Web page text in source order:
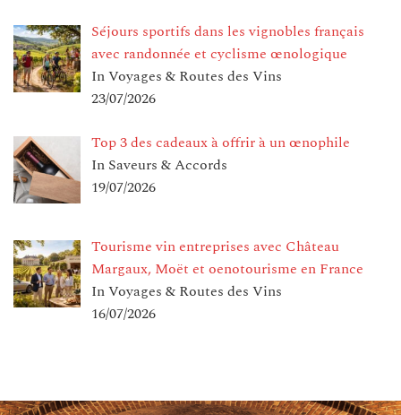
Séjours sportifs dans les vignobles français
avec randonnée et cyclisme œnologique
In Voyages & Routes des Vins
23/07/2026
Top 3 des cadeaux à offrir à un œnophile
In Saveurs & Accords
19/07/2026
Tourisme vin entreprises avec Château
Margaux, Moët et oenotourisme en France
In Voyages & Routes des Vins
16/07/2026